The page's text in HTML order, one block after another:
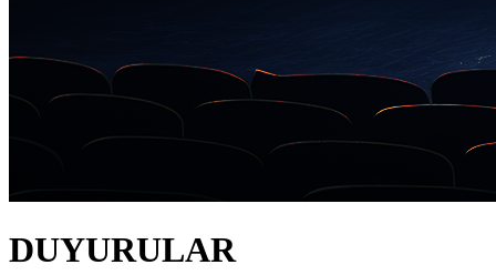
DUYURULAR